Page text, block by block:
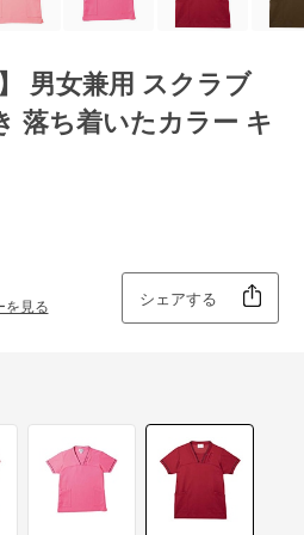
男女兼用 スクラブ
落ち着いたカラー キ
を見る シェアする